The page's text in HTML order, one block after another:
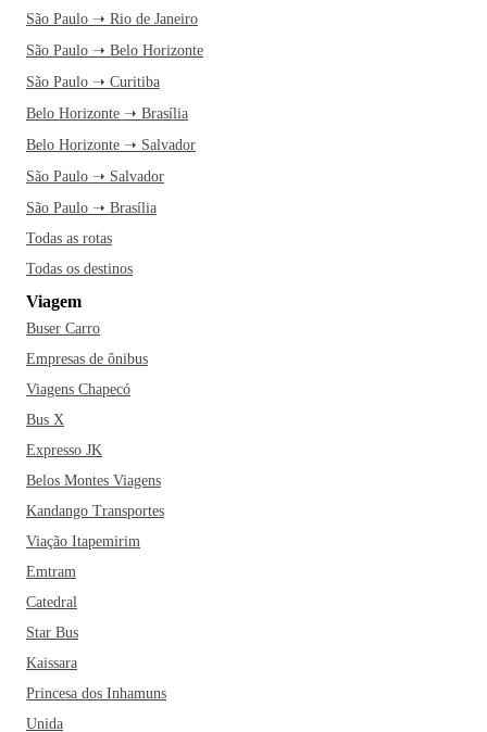
São Paulo ➝ Rio de Janeiro
São Paulo ➝ Belo Horizonte
São Paulo ➝ Curitiba
Belo Horizonte ➝ Brasília
Belo Horizonte ➝ Salvador
São Paulo ➝ Salvador
São Paulo ➝ Brasília
Todas as rotas
Todas os destinos
Viagem
Buser Carro
Empresas de ônibus
Viagens Chapecó
Bus X
Expresso JK
Belos Montes Viagens
Kandango Transportes
Viação Itapemirim
Emtram
Catedral
Star Bus
Kaissara
Princesa dos Inhamuns
Unida